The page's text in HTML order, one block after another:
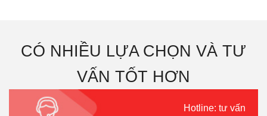
CÓ NHIỀU LỰA CHỌN VÀ TƯ
VẤN TỐT HƠN
Hotline: tư vấn